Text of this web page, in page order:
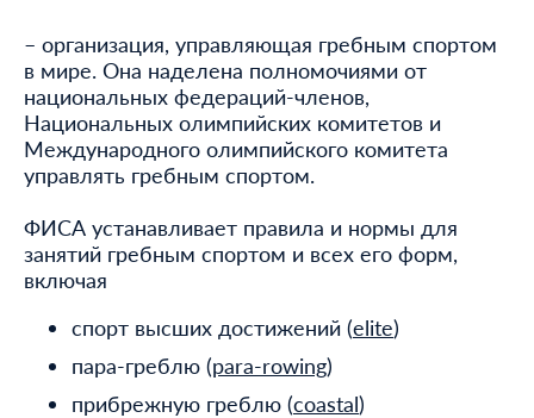
– организация, управляющая гребным спортом
в мире. Она наделена полномочиями от
национальных федераций-членов,
Национальных олимпийских комитетов и
Международного олимпийского комитета
управлять гребным спортом.
ФИСА устанавливает правила и нормы для
занятий гребным спортом и всех его форм,
включая
спорт высших достижений (elite)
пара-греблю (para-rowing)
прибрежную греблю (coastal)